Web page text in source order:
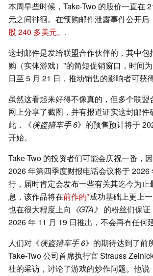
本周早些时候，Take-Two 的股价一直在
元之间徘徊。在预购邮件泄露事件公开后
股 240 多美元。 .
这封邮件是发给联盟合作伙伴的，其中包
购（实体游戏）"的简短促销窗口，时间
日至 5 月 21 日，推动销售的影响者可获
虽然这看起来好得不像真的，但多个联盟
网上分享了截图，并有报道证实这封邮件
此，《侠盗猎车手 6》的预售预计将于
开始。
Take-Two 的投资者们可能会庆祝一番，
2026 年第四季度财报电话会议将于 2026
行，届时肯定会发布一些有关其迄今为止
息，该作品将在前作的 成功基础上更上
也在很大程度上向 《GTA》 的粉丝们保
2026 年 11 月 19 日推出，不会再有任何延
人们对《侠盗猎车手 6》的期待达到了前
Take-Two 公司首席执行官 Strauss
社的采访，讨论了游戏的炒作问题。他说